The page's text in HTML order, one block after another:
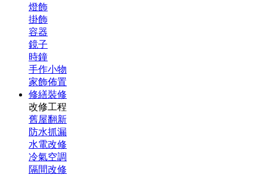
燈飾
掛飾
容器
鏡子
時鐘
手作小物
家飾佈置
修繕裝修
改修工程
舊屋翻新
防水抓漏
水電改修
冷氣空調
隔間改修